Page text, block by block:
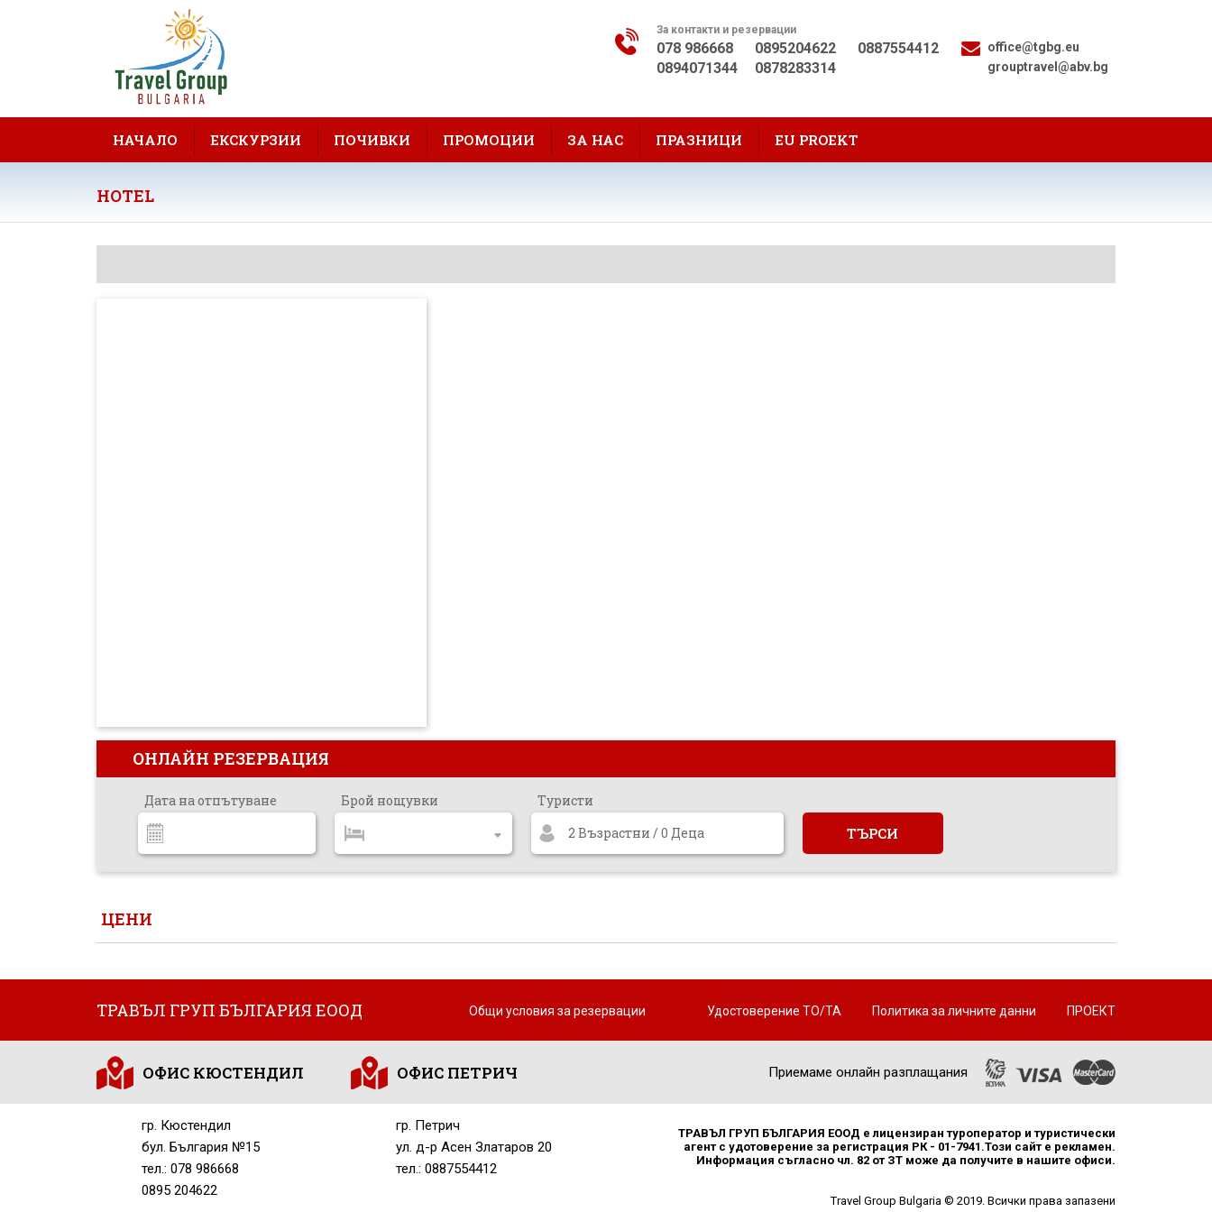
За контакти и резервации
078 986668 0895204622
0887554412
0894071344
0878283314
office@tgbg.eu
grouptravel@abv.bg
НАЧАЛО ЕКСКУРЗИИ ПОЧИВКИ ПРОМОЦИИ ЗА НАС ПРАЗНИЦИ EU PROEKT
HOTEL
ОНЛАЙН РЕЗЕРВАЦИЯ
Дата на отпътуване Брой нощувки
Туристи
2 Възрастни / 0 Деца
ЦЕНИ
ТРАВЪЛ ГРУП БЪЛГАРИЯ ЕООД Общи условия за резервации Удостоверение ТО/ТА Политика за личните данни ПРОЕКТ
ОФИС КЮСТЕНДИЛ ОФИС ПЕТРИЧ Приемаме онлайн разплащания
гр. Кюстендил
бул. България №15
тел.: 078 986668
0895 204622
гр. Петрич
ул. д-р Асен Златаров 20
тел.: 0887554412
ТРАВЪЛ ГРУП БЪЛГАРИЯ ЕООД е лицензиран туроператор и туристически
агент с удотоверение за регистрация РК - 01-7941.Този сайт е рекламен.
Информация съгласно чл. 82 от ЗТ може да получите в нашите офиси.
Travel Group Bulgaria © 2019. Всички права запазени